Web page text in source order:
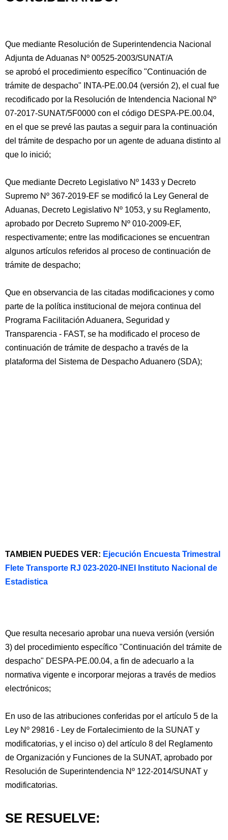
Que mediante Resolución de Superintendencia Nacional
Adjunta de Aduanas Nº 00525-2003/SUNAT/A
se aprobó el procedimiento específico "Continuación de
trámite de despacho" INTA-PE.00.04 (versión 2), el cual fue
recodificado por la Resolución de Intendencia Nacional Nº
07-2017-SUNAT/5F0000 con el código DESPA-PE.00.04,
en el que se prevé las pautas a seguir para la continuación
del trámite de despacho por un agente de aduana distinto al
que lo inició;
Que mediante Decreto Legislativo Nº 1433 y Decreto
Supremo Nº 367-2019-EF se modificó la Ley General de
Aduanas, Decreto Legislativo Nº 1053, y su Reglamento,
aprobado por Decreto Supremo Nº 010-2009-EF,
respectivamente; entre las modificaciones se encuentran
algunos artículos referidos al proceso de continuación de
trámite de despacho;
Que en observancia de las citadas modificaciones y como
parte de la política institucional de mejora continua del
Programa Facilitación Aduanera, Seguridad y
Transparencia - FAST, se ha modificado el proceso de
continuación de trámite de despacho a través de la
plataforma del Sistema de Despacho Aduanero (SDA);
TAMBIEN PUEDES VER: Ejecución Encuesta Trimestral
Flete Transporte RJ 023-2020-INEI Instituto Nacional de
Estadistica
Que resulta necesario aprobar una nueva versión (versión
3) del procedimiento específico "Continuación del trámite de
despacho" DESPA-PE.00.04, a fin de adecuarlo a la
normativa vigente e incorporar mejoras a través de medios
electrónicos;
En uso de las atribuciones conferidas por el artículo 5 de la
Ley Nº 29816 - Ley de Fortalecimiento de la SUNAT y
modificatorias, y el inciso o) del artículo 8 del Reglamento
de Organización y Funciones de la SUNAT, aprobado por
Resolución de Superintendencia Nº 122-2014/SUNAT y
modificatorias.
SE RESUELVE: